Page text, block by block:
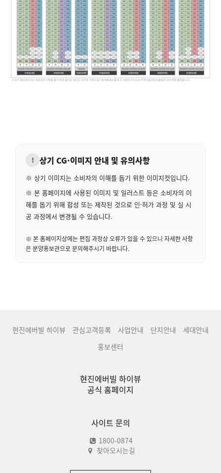
! 상기 CG·이미지 안내 및 유의사항
※ 상기 이미지는 소비자의 이해를 돕기 위한 이미지컷입니다.
※ 본 홈페이지에 사용된 이미지 및 일러스트 등은 소비자의 이
해를 돕기 위해 합성 또는 제작된 것으로 인·허가 과정 및 실 시
공 과정에서 변경될 수 있습니다.
※ 본 홈페이지상에는 편집 과정상 오류가 있을 수 있으니 자세한 사항
은 분양홍보관으로 문의해주시기 바랍니다.
현진에버빌 하이뷰 관심고객등록 사업안내 단지안내
세대안내
홍보센터
현진에버빌 하이뷰
공식 홈페이지
사이트 문의
1800-0874
찾아오시는길